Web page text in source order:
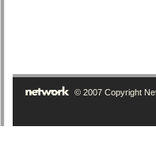
© 2007 Copyright